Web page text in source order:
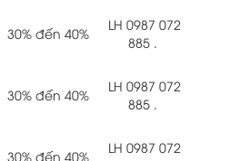
30% đến 40%
LH 0987 072
885 .
30% đến 40%
LH 0987 072
885 .
30% đến 40%
LH 0987 072